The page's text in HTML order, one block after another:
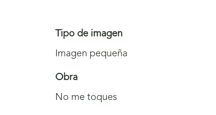
Tipo de imagen
Imagen pequeña
Obra
No me toques